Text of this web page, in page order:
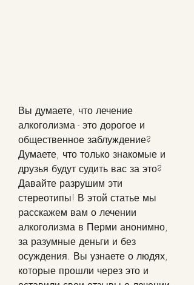
Вы думаете, что лечение
алкоголизма - это дорогое и
общественное заблуждение?
Думаете, что только знакомые и
друзья будут судить вас за это?
Давайте разрушим эти
стереотипы! В этой статье мы
расскажем вам о лечении
алкоголизма в Перми анонимно,
за разумные деньги и без
осуждения. Вы узнаете о людях,
которые прошли через это и